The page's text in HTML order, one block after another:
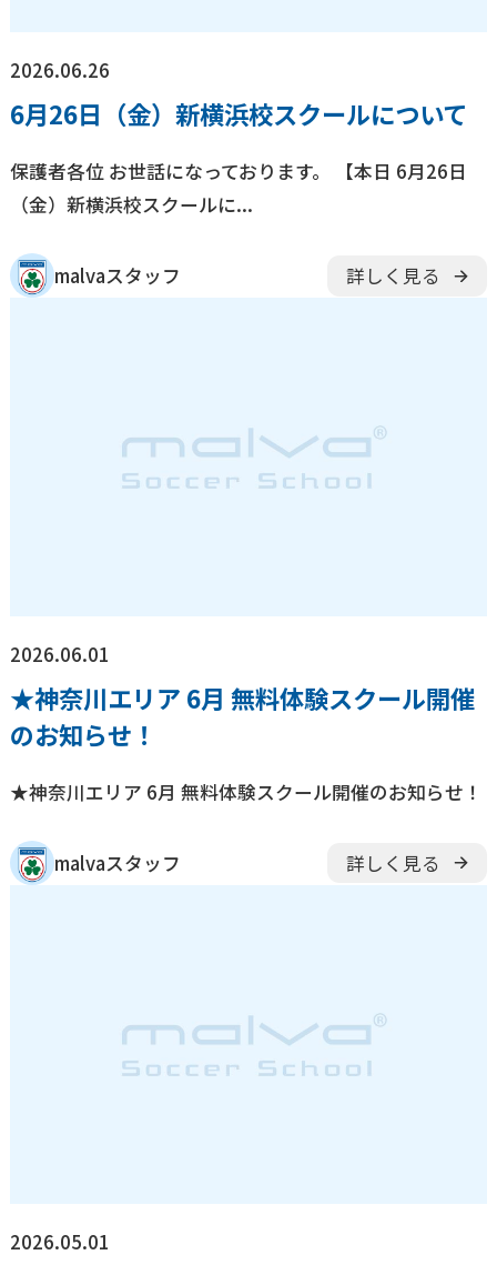
2026.06.26
6月26日（金）新横浜校スクールについて
保護者各位 お世話になっております。 【本日 6月26日
（金）新横浜校スクールに...
malvaスタッフ 詳しく見る
2026.06.01
★神奈川エリア 6月 無料体験スクール開催
のお知らせ！
★神奈川エリア 6月 無料体験スクール開催のお知らせ！
malvaスタッフ 詳しく見る
2026.05.01